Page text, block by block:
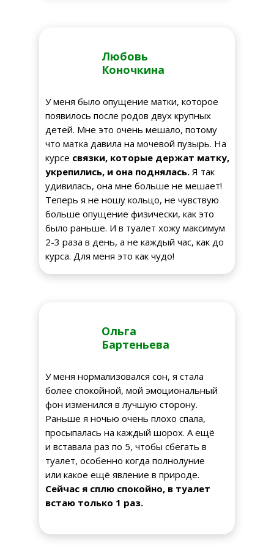
Любовь
Коночкина
У меня было опущение матки, которое
появилось после родов двух крупных
детей. Мне это очень мешало, потому
что матка давила на мочевой пузырь. На
курсе связки, которые держат матку,
укрепились, и она поднялась. Я так
удивилась, она мне больше не мешает!
Теперь я не ношу кольцо, не чувствую
больше опущение физически, как это
было раньше. И в туалет хожу максимум
2-3 раза в день, а не каждый час, как до
курса. Для меня это как чудо!
Ольга
Бартеньева
У меня нормализовался сон, я стала
более спокойной, мой эмоциональный
фон изменился в лучшую сторону.
Раньше я ночью очень плохо спала,
просыпалась на каждый шорох. А ещё
и вставала раз по 5, чтобы сбегать в
туалет, особенно когда полнолуние
или какое ещё явление в природе.
Сейчас я сплю спокойно, в туалет
встаю только 1 раз.